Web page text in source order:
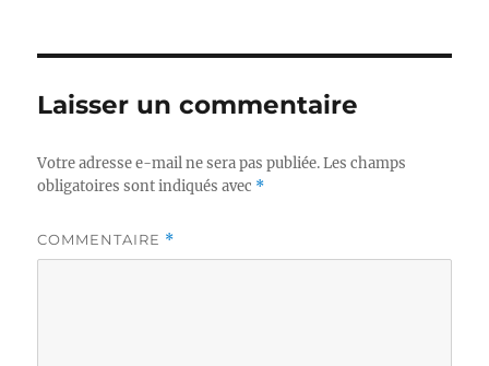
Laisser un commentaire
Votre adresse e-mail ne sera pas publiée. Les champs
obligatoires sont indiqués avec *
COMMENTAIRE *